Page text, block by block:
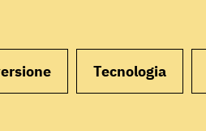
Tecnologia